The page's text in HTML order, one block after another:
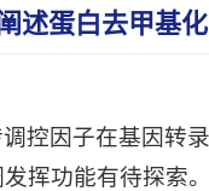
述蛋白去甲基
控因子在基因转
挥功能有待探索